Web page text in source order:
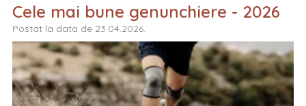
Cele mai bune genunchiere - 2026
Postat la data de 23.04.2026.